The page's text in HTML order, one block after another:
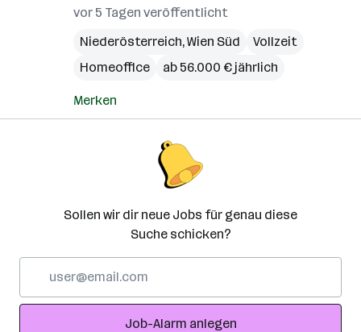
vor 5 Tagen veröffentlicht
Niederösterreich,Wien Süd
Vollzeit
Homeoffice
ab 56.000 € jährlich
Merken
Sollen wir dir neue Jobs für genau diese
Suche schicken?
Adresse
Job-Alarm anlegen